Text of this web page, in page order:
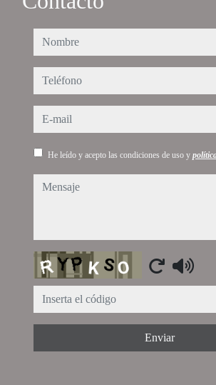
nombre
teléfono
e-mail
He leído y acepto las condiciones de uso y
mensaje
Captcha
Enviar